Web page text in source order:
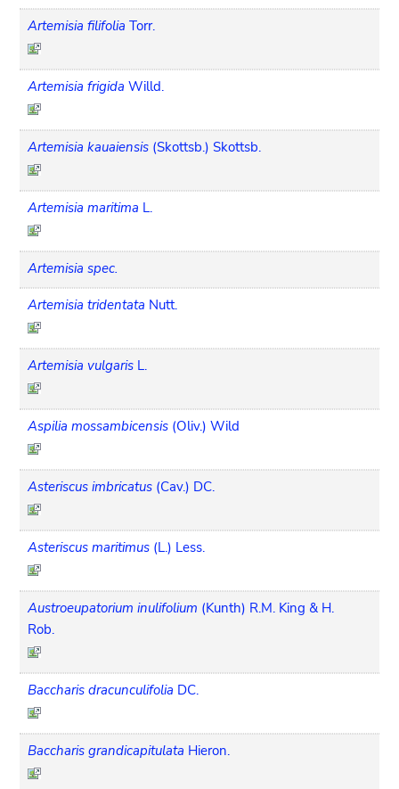
Artemisia filifolia Torr.
Artemisia frigida Willd.
Artemisia kauaiensis (Skottsb.) Skottsb.
Artemisia maritima L.
Artemisia spec.
Artemisia tridentata Nutt.
Artemisia vulgaris L.
Aspilia mossambicensis (Oliv.) Wild
Asteriscus imbricatus (Cav.) DC.
Asteriscus maritimus (L.) Less.
Austroeupatorium inulifolium (Kunth) R.M. King & H.
Rob.
Baccharis dracunculifolia DC.
Baccharis grandicapitulata Hieron.